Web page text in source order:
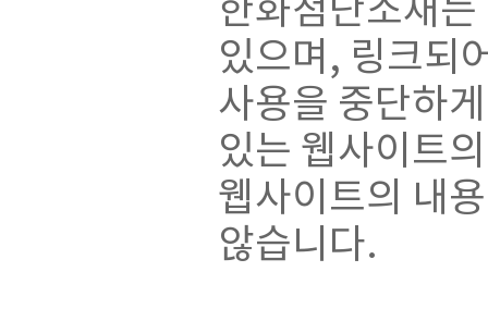
한화첨단소재
있으며, 링크되
사용을 중단하
있는 웹사이트
웹사이트의 내
않습니다.